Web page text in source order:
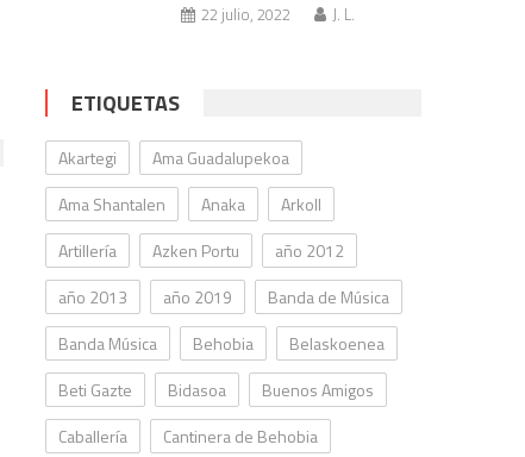
22 julio, 2022 J. L.
ETIQUETAS
Akartegi
Ama Guadalupekoa
Ama Shantalen
Anaka
Arkoll
Artillería
Azken Portu
año 2012
año 2013
año 2019
Banda de Música
Banda Música
Behobia
Belaskoenea
Beti Gazte
Bidasoa
Buenos Amigos
Caballería
Cantinera de Behobia